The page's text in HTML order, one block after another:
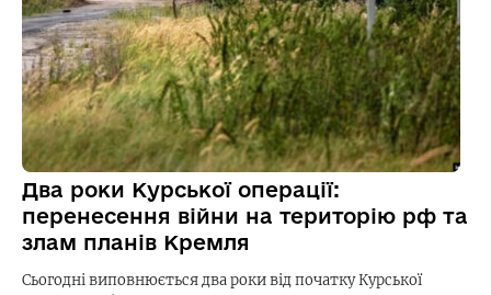
Два роки Курської операції:
перенесення війни на територію рф та
злам планів Кремля
Сьогодні виповнюється два роки від початку Курської